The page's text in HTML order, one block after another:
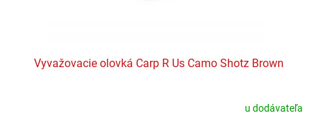
Vyvažovacie olovká Carp R Us Camo Shotz Brown
u dodávateľa